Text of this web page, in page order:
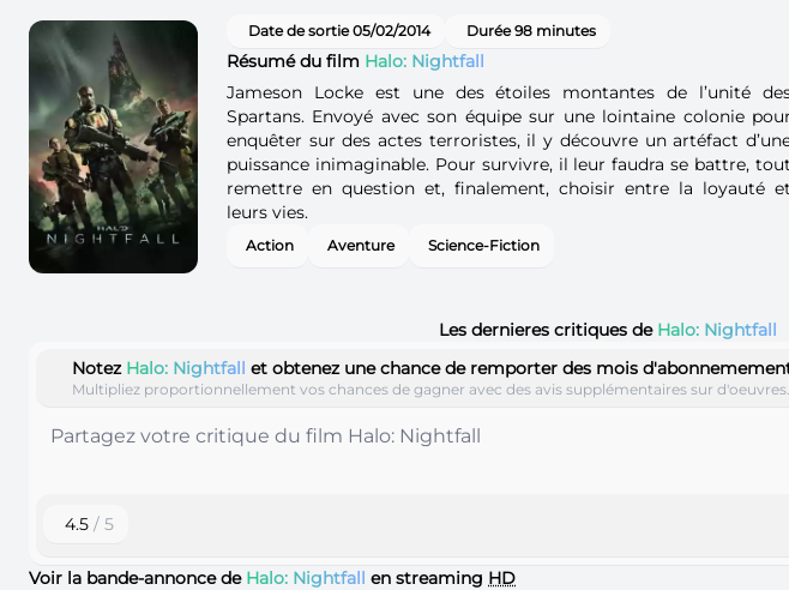
Date de sortie 05/02/2014 Durée 98 minutes
Résumé du film Halo: Nightfall
Jameson Locke est une des étoiles montantes de l’unité
Spartans. Envoyé avec son équipe sur une lointaine colonie pour
enquêter sur des actes terroristes, il y découvre un artéfact
puissance inimaginable. Pour survivre, il leur faudra se battre, tout
remettre en question et, finalement, choisir entre la loyauté et
leurs vies.
Action Aventure Science-Fiction
Les dernieres critiques de Halo: Nightfall
Notez Halo: Nightfall et obtenez une chance de remporter des mois
Multipliez proportionnellement vos chances de gagner avec des avis supplémentaires sur d'oeuvres.
4.5 / 5
Voir la bande-annonce de Halo: Nightfall en streaming HD